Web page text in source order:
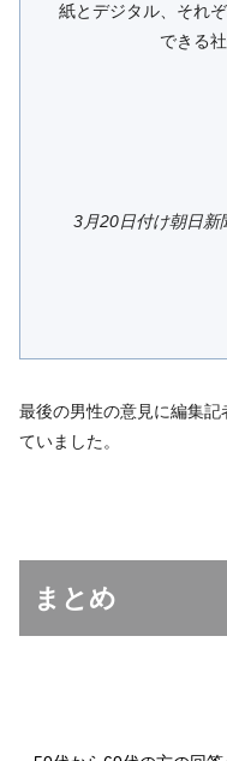
紙とデジタル、それ
できる
3月20日付け朝日新
最後の男性の意見に編集
ていました。
まとめ